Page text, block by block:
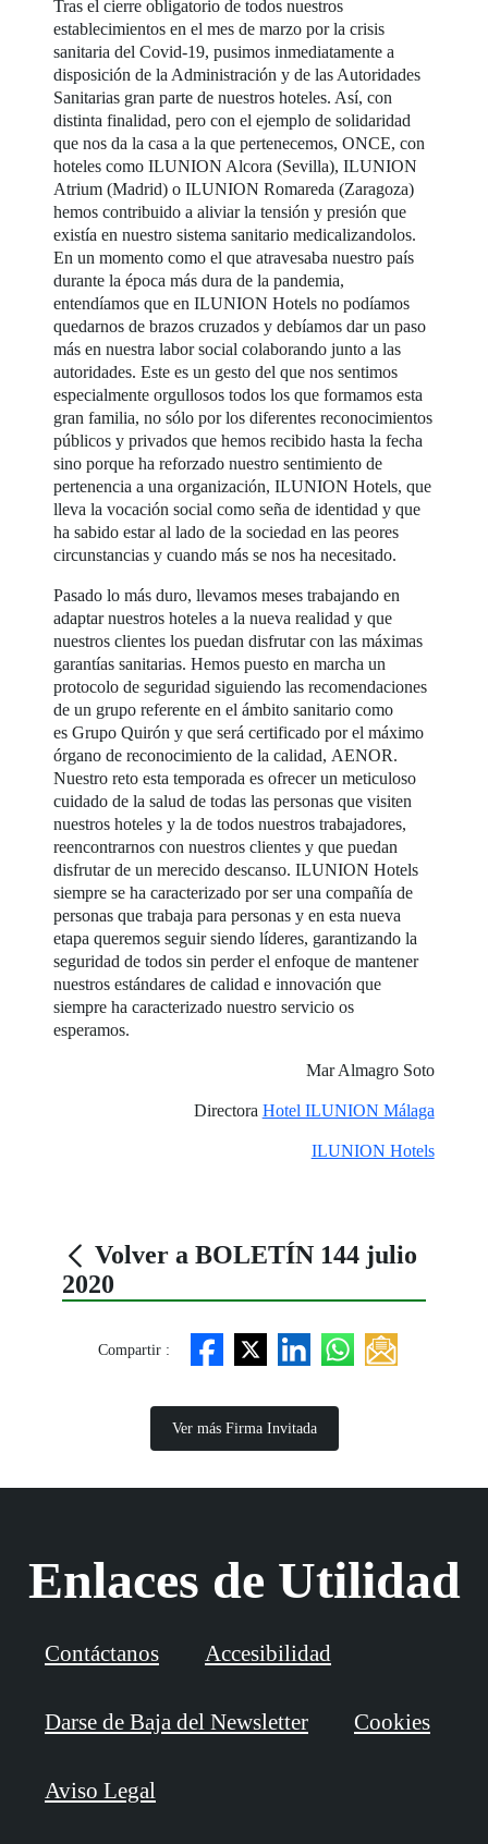
Tras el cierre obligatorio de todos nuestros
establecimientos en el mes de marzo por la crisis
sanitaria del Covid-19, pusimos inmediatamente a
disposición de la Administración y de las Autoridades
Sanitarias gran parte de nuestros hoteles. Así, con
distinta finalidad, pero con el ejemplo de solidaridad
que nos da la casa a la que pertenecemos, ONCE, con
hoteles como ILUNION Alcora (Sevilla), ILUNION
Atrium (Madrid) o ILUNION Romareda (Zaragoza)
hemos contribuido a aliviar la tensión y presión que
existía en nuestro sistema sanitario medicalizandolos.
En un momento como el que atravesaba nuestro país
durante la época más dura de la pandemia,
entendíamos que en ILUNION Hotels no podíamos
quedarnos de brazos cruzados y debíamos dar un paso
más en nuestra labor social colaborando junto a las
autoridades. Este es un gesto del que nos sentimos
especialmente orgullosos todos los que formamos esta
gran familia, no sólo por los diferentes reconocimientos
públicos y privados que hemos recibido hasta la fecha
sino porque ha reforzado nuestro sentimiento de
pertenencia a una organización, ILUNION Hotels, que
lleva la vocación social como seña de identidad y que
ha sabido estar al lado de la sociedad en las peores
circunstancias y cuando más se nos ha necesitado.
Pasado lo más duro, llevamos meses trabajando en
adaptar nuestros hoteles a la nueva realidad y que
nuestros clientes los puedan disfrutar con las máximas
garantías sanitarias. Hemos puesto en marcha un
protocolo de seguridad siguiendo las recomendaciones
de un grupo referente en el ámbito sanitario como
es Grupo Quirón y que será certificado por el máximo
órgano de reconocimiento de la calidad, AENOR.
Nuestro reto esta temporada es ofrecer un meticuloso
cuidado de la salud de todas las personas que visiten
nuestros hoteles y la de todos nuestros trabajadores,
reencontrarnos con nuestros clientes y que puedan
disfrutar de un merecido descanso. ILUNION Hotels
siempre se ha caracterizado por ser una compañía de
personas que trabaja para personas y en esta nueva
etapa queremos seguir siendo líderes, garantizando la
seguridad de todos sin perder el enfoque de mantener
nuestros estándares de calidad e innovación que
siempre ha caracterizado nuestro servicio os
esperamos.
Mar Almagro Soto
Directora Hotel ILUNION Málaga
ILUNION Hotels
Volver a BOLETÍN 144 julio
2020
Compartir :
Ver más Firma Invitada
Enlaces de Utilidad
Contáctanos Accesibilidad
Darse de Baja del Newsletter Cookies
Aviso Legal